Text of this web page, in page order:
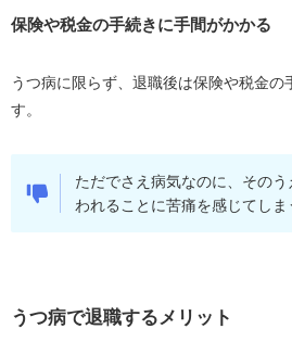
保険や税金の手続きに手間がかかる
うつ病に限らず、退職後は保険や税金の
す。
ただでさえ病気なのに、その
われることに苦痛を感じてしま
うつ病で退職するメリット